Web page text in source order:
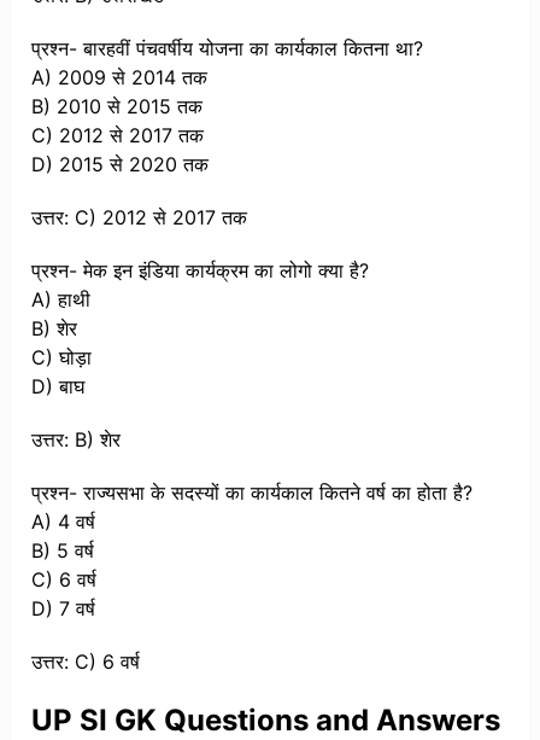
प्रश्न- बारहवीं पंचवर्षीय योजना का कार्यकाल कितना था?
A) 2009 से 2014 तक
B) 2010 से 2015 तक
C) 2012 से 2017 तक
D) 2015 से 2020 तक
उत्तर: C) 2012 से 2017 तक
प्रश्न- मेक इन इंडिया कार्यक्रम का लोगो क्या है?
A) हाथी
B) शेर
C) घोड़ा
D) बाघ
उत्तर: B) शेर
प्रश्न- राज्यसभा के सदस्यों का कार्यकाल कितने वर्ष का होता है?
A) 4 वर्ष
B) 5 वर्ष
C) 6 वर्ष
D) 7 वर्ष
उत्तर: C) 6 वर्ष
UP SI GK Questions and Answers